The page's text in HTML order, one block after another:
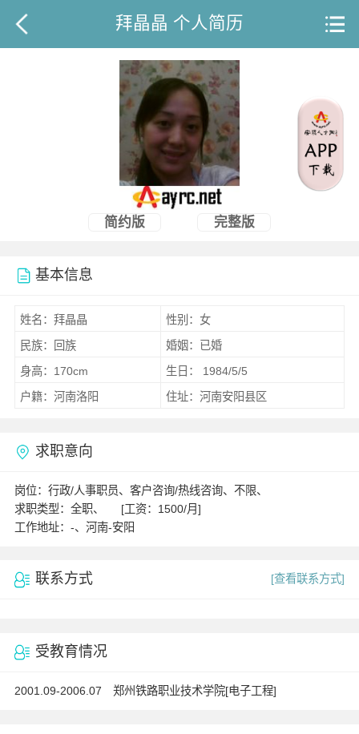
拜晶晶 个人简历
简约版 完整版
基本信息
姓名：拜晶晶
性别：女
民族：回族
婚姻：已婚
身高：170cm
生日： 1984/5/5
户籍：河南洛阳
住址：河南安阳县区
求职意向
岗位：行政/人事职员、客户咨询/热线咨询、不限、
求职类型：全职、 [工资：1500/月]
工作地址：-、河南-安阳
联系方式 [查看联系方式]
受教育情况
2001.09-2006.07 郑州铁路职业技术学院[电子工程]